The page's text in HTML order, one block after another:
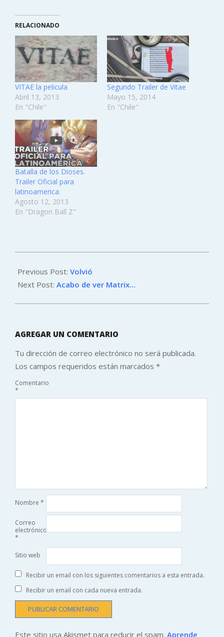
RELACIONADO
VITAE la pelicula
Abril 13, 2013
En "Chile"
Segundo Trailer de Vitae
Mayo 15, 2014
En "Chile"
Batalla de los Dioses.
Trailer Oficial para
latinoamerica.
Agosto 12, 2013
En "Dragon Ball Z"
12-
08
Previous Post: Volvió
Next Post: Acabo de ver Matrix…
AGREGAR UN COMENTARIO
Tu dirección de correo electrónico no será publicada.
Los campos requeridos están marcados *
Comentario
*
Nombre *
Correo
electrónico
*
Sitio web
Recibir un email con los siguientes comentarios a esta entrada.
Recibir un email con cada nueva entrada.
Este sitio usa Akismet para reducir el spam. Aprende